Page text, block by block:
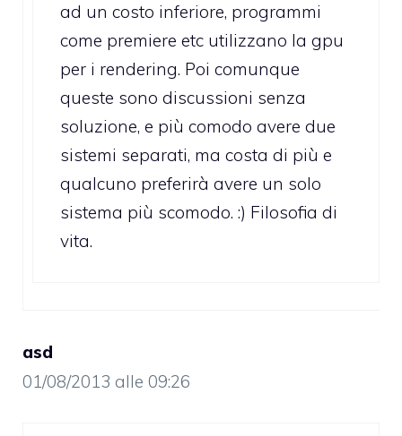
ad un costo inferiore, programmi
come premiere etc utilizzano la gpu
per i rendering. Poi comunque
queste sono discussioni senza
soluzione, e più comodo avere due
sistemi separati, ma costa di più e
qualcuno preferirà avere un solo
sistema più scomodo. :) Filosofia di
vita.
asd
01/08/2013 alle 09:26